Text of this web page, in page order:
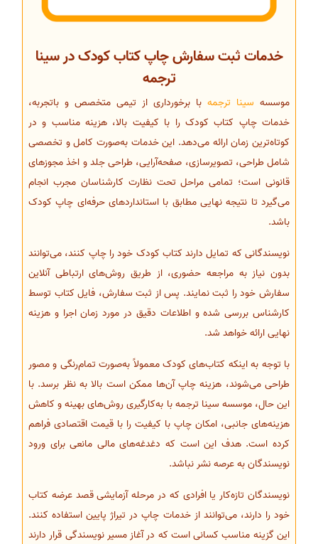
خدمات ثبت سفارش چاپ کتاب کودک در سینا
ترجمه
موسسه سینا ترجمه با برخورداری از تیمی متخصص و باتجربه،
خدمات چاپ کتاب کودک را با کیفیت بالا، هزینه مناسب و در
کوتاه‌ترین زمان ارائه می‌دهد. این خدمات به‌صورت کامل و تخصصی
شامل طراحی، تصویرسازی، صفحه‌آرایی، طراحی جلد و اخذ مجوزهای
قانونی است؛ تمامی مراحل تحت نظارت کارشناسان مجرب انجام
می‌گیرد تا نتیجه نهایی مطابق با استانداردهای حرفه‌ای چاپ کودک
باشد.
نویسندگانی که تمایل دارند کتاب کودک خود را چاپ کنند، می‌توانند
بدون نیاز به مراجعه حضوری، از طریق روش‌های ارتباطی آنلاین
سفارش خود را ثبت نمایند. پس از ثبت سفارش، فایل کتاب توسط
کارشناس بررسی شده و اطلاعات دقیق در مورد زمان اجرا و هزینه
نهایی ارائه خواهد شد.
با توجه به اینکه کتاب‌های کودک معمولاً به‌صورت تمام‌رنگی و مصور
طراحی می‌شوند، هزینه چاپ آن‌ها ممکن است بالا به نظر برسد. با
این حال، موسسه سینا ترجمه با به‌کارگیری روش‌های بهینه و کاهش
هزینه‌های جانبی، امکان چاپ با کیفیت را با قیمت اقتصادی فراهم
کرده است. هدف این است که دغدغه‌های مالی مانعی برای ورود
نویسندگان به عرصه نشر نباشد.
نویسندگان تازه‌کار یا افرادی که در مرحله آزمایشی قصد عرضه کتاب
خود را دارند، می‌توانند از خدمات چاپ در تیراژ پایین استفاده کنند.
این گزینه مناسب کسانی است که در آغاز مسیر نویسندگی قرار دارند